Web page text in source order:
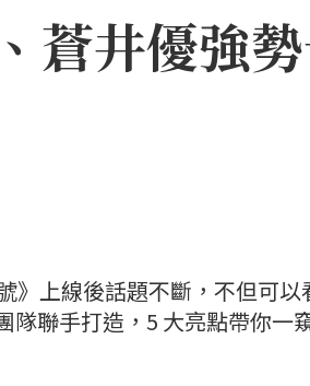
蒼井優強
》上線後話題不斷，不但可
聯手打造，5 大亮點帶你一